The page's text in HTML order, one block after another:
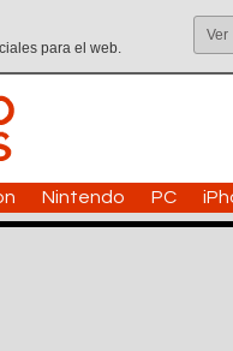
para el web.
Ver
Nintendo PC